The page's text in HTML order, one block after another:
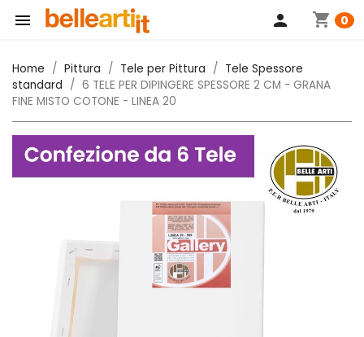
 shopping_cart 0
person
Home Pittura Tele per Pittura
Tele Spessore
standard
6 TELE PER DIPINGERE SPESSORE 2 CM - GRANA
FINE MISTO COTONE - LINEA 20